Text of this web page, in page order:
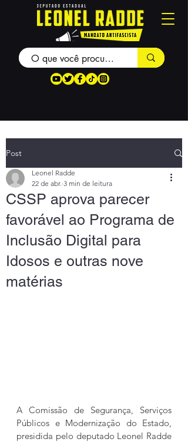
Post
CSSP aprova parecer
favorável ao Programa de
Inclusão Digital para
Idosos e outras nove
matérias
Leonel Radde
22 de abr. 3 min de leitura
A Comissão de Segurança, Serviços
Públicos e Modernização do Estado,
presidida pelo deputado Leonel Radde